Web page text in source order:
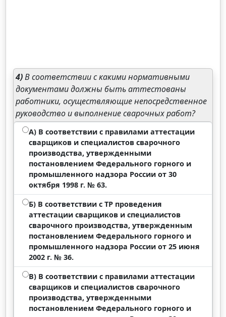
4)В соответствии с какими нормативными
документами должны быть аттестованы
работники, осуществляющие непосредственное
руководство и выполнение сварочных работ?
А) В соответствии с правилами аттестации
сварщиков и специалистов сварочного
производства, утвержденными
постановлением Федерального горного и
промышленного надзора России от 30
октября 1998 г. № 63.
Б) В соответствии с ТР проведения
аттестации сварщиков и специалистов
сварочного производства, утвержденным
постановлением Федерального горного и
промышленного надзора России от 25 июня
2002 г. № 36.
В) В соответствии с правилами аттестации
сварщиков и специалистов сварочного
производства, утвержденными
постановлением Федерального горного и